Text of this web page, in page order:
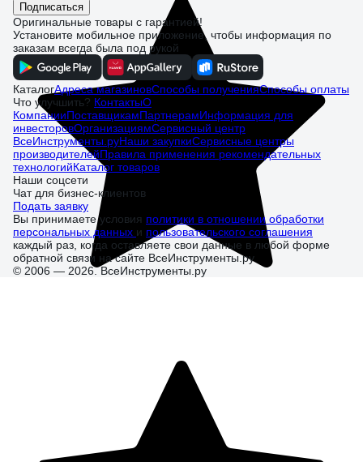
Подписаться
Оригинальные товары с гарантией!
Установите мобильное приложение, чтобы информация по
заказам всегда была под рукой
КаталогАдреса магазиновСпособы полученияСпособы оплаты
Что улучшить? КонтактыО
КомпанииПоставщикамПартнерамИнформация для
инвесторовОрганизациямСервисный центр
ВсеИнструменты.руНаши закупкиСервисные центры
производителейПравила применения рекомендательных
технологийКаталог товаров
Наши соцсети
Чат для бизнес-клиентов
Подать заявку
Вы принимаете условия политики в отношении обработки
персональных данных и пользовательского соглашения
каждый раз, когда оставляете свои данные в любой форме
обратной связи на сайте ВсеИнструменты.ру
© 2006 — 2026. ВсеИнструменты.ру